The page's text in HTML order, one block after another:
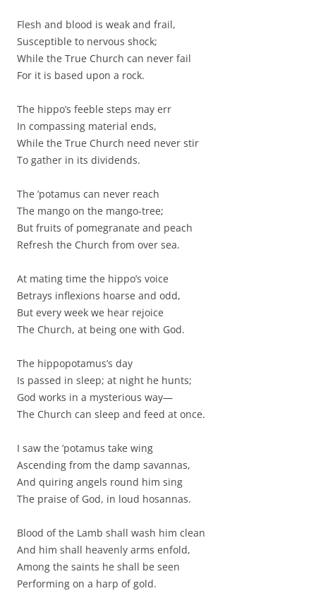
Flesh and blood is weak and frail,
Susceptible to nervous shock;
While the True Church can never fail
For it is based upon a rock.
The hippo’s feeble steps may err
In compassing material ends,
While the True Church need never stir
To gather in its dividends.
The ’potamus can never reach
The mango on the mango-tree;
But fruits of pomegranate and peach
Refresh the Church from over sea.
At mating time the hippo’s voice
Betrays inflexions hoarse and odd,
But every week we hear rejoice
The Church, at being one with God.
The hippopotamus’s day
Is passed in sleep; at night he hunts;
God works in a mysterious way—
The Church can sleep and feed at once.
I saw the ’potamus take wing
Ascending from the damp savannas,
And quiring angels round him sing
The praise of God, in loud hosannas.
Blood of the Lamb shall wash him clean
And him shall heavenly arms enfold,
Among the saints he shall be seen
Performing on a harp of gold.